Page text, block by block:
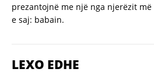
prezantojnë me një nga njerëzit
e saj: babain.
LEXO EDHE